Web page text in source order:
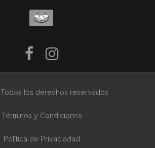
los derechos reservados
Términos y Condiciones
Política de Privaciadad